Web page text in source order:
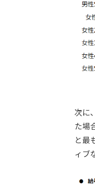
次に
た場
と最
ィブ